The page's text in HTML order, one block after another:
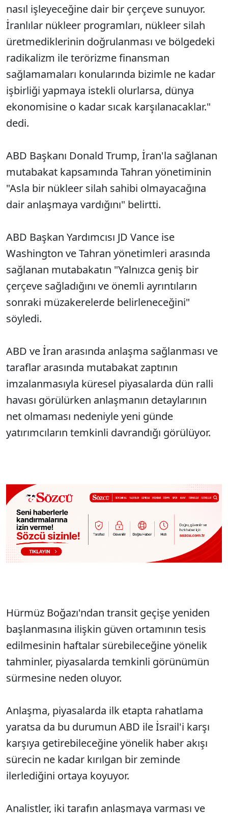
nasıl işleyeceğine dair bir çerçeve sunuyor.
İranlılar nükleer programları, nükleer silah
üretmediklerinin doğrulanması ve bölgedeki
radikalizm ile terörizme finansman
sağlamamaları konularında bizimle ne kadar
işbirliği yapmaya istekli olurlarsa, dünya
ekonomisine o kadar sıcak karşılanacaklar."
dedi.
ABD Başkanı Donald Trump, İran'la sağlanan
mutabakat kapsamında Tahran yönetiminin
"Asla bir nükleer silah sahibi olmayacağına
dair anlaşmaya vardığını" belirtti.
ABD Başkan Yardımcısı JD Vance ise
Washington ve Tahran yönetimleri arasında
sağlanan mutabakatın "Yalnızca geniş bir
çerçeve sağladığını ve önemli ayrıntıların
sonraki müzakerelerde belirleneceğini"
söyledi.
ABD ve İran arasında anlaşma sağlanması ve
taraflar arasında mutabakat zaptının
imzalanmasıyla küresel piyasalarda dün ralli
havası görülürken anlaşmanın detaylarının
net olmaması nedeniyle yeni günde
yatırımcıların temkinli davrandığı görülüyor.
Hürmüz Boğazı'ndan transit geçişe yeniden
başlanmasına ilişkin güven ortamının tesis
edilmesinin haftalar sürebileceğine yönelik
tahminler, piyasalarda temkinli görünümün
sürmesine neden oluyor.
Anlaşma, piyasalarda ilk etapta rahatlama
yaratsa da bu durumun ABD ile İsrail'i karşı
karşıya getirebileceğine yönelik haber akışı
sürecin ne kadar kırılgan bir zeminde
ilerlediğini ortaya koyuyor.
Analistler, iki tarafın anlaşmaya varması ve